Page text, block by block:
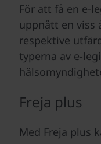
För att få en e-
uppnått en viss
respektive
typerna av e-
Freja plus
Med Freja plus